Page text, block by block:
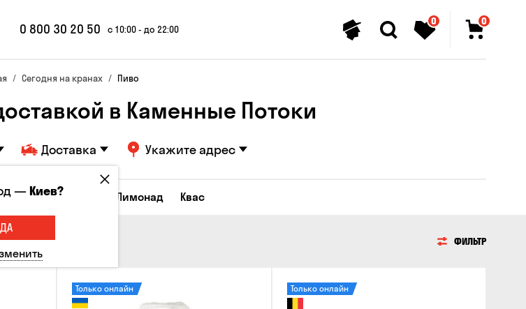
0 800 30 20 50 с 10:00 - до 22:00
0 0
Сегодня на кранах Пиво
в Каменные Потоки
Доставка Укажите адрес
Сидр Лимонад Квас
ФИЛЬТР
Только онлайн Только онлайн
—Киев?
ДА